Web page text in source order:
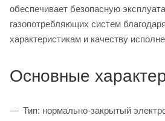
обеспечивает безопасную
газопотребляющих систем
характеристикам и качеству
Основные
Тип: нормально-закрытый